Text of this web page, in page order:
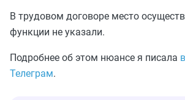
В трудовом договоре место
функции не указали.
Подробнее об этом нюансе я писала
Телеграм.